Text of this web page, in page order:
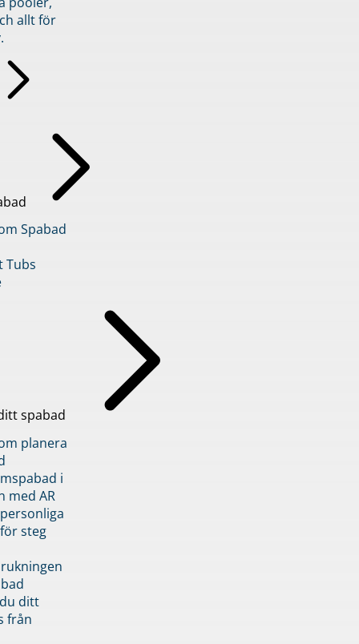
allt för
Spabad
Tubs
spabad
planera
i
med AR
steg
ditt
från